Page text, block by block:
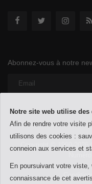
Abonnez-vous à notre
Copyright © 1999-
Notre site web utilise des
Afin de rendre votre visite
utilisons des cookies :
conneion aux services et
En poursuivant votre
connaissance de cet